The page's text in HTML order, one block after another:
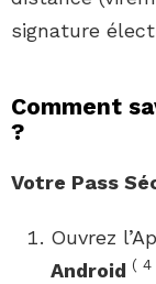
signature
Comment
?
Votre Pass
Ouvrez
Android ( 4